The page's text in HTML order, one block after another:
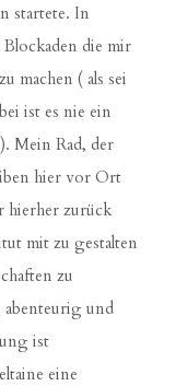
startete. In
die mir
machen ( als sei
ist es nie ein
Mein Rad, der
hier vor Ort
hierher zurück
mit zu gestalten
zu
abenteurig und
ist
eine